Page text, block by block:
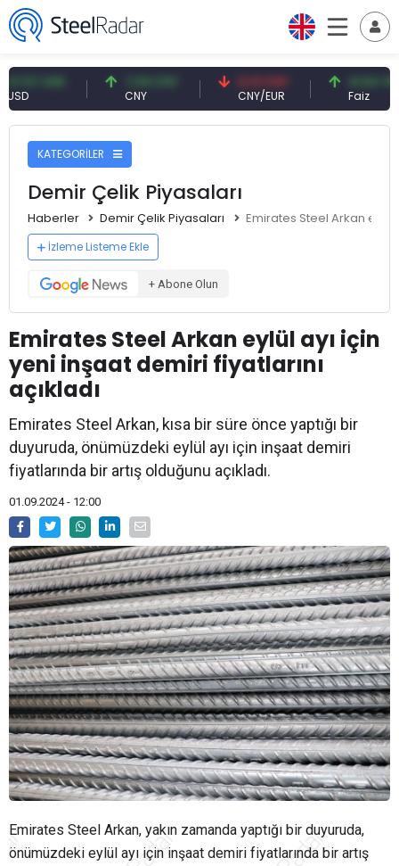
7,09 CNY 0,13 CNY
CNY/EUR
41,54 TRY
KATEGORİLER
Demir Çelik Piyasaları
Haberler Demir Çelik Piyasaları Emirates Steel Arkan eylül
İzleme Listeme Ekle
+ Abone Olun
Emirates Steel Arkan eylül ayı için
yeni inşaat demiri fiyatlarını
açıkladı
Emirates Steel Arkan, kısa bir süre önce yaptığı bir
duyuruda, önümüzdeki eylül ayı için inşaat demiri
fiyatlarında bir artış olduğunu açıkladı.
01.09.2024 - 12:00
Emirates Steel Arkan, yakın zamanda yaptığı bir duyuruda,
önümüzdeki eylül ayı için inşaat demiri fiyatlarında bir artış